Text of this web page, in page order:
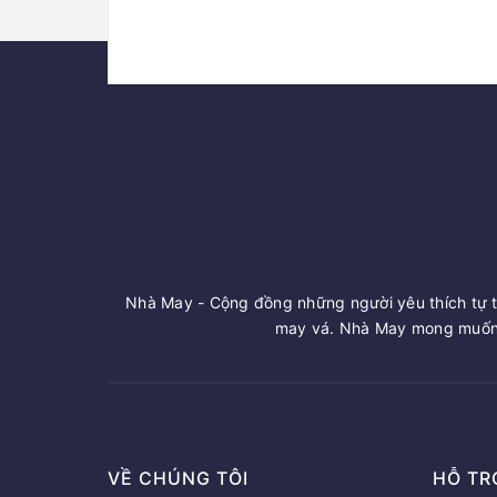
Nhà May - Cộng đồng những người yêu thích
may vá. Nhà May mong
VỀ CHÚNG TÔI HỖ